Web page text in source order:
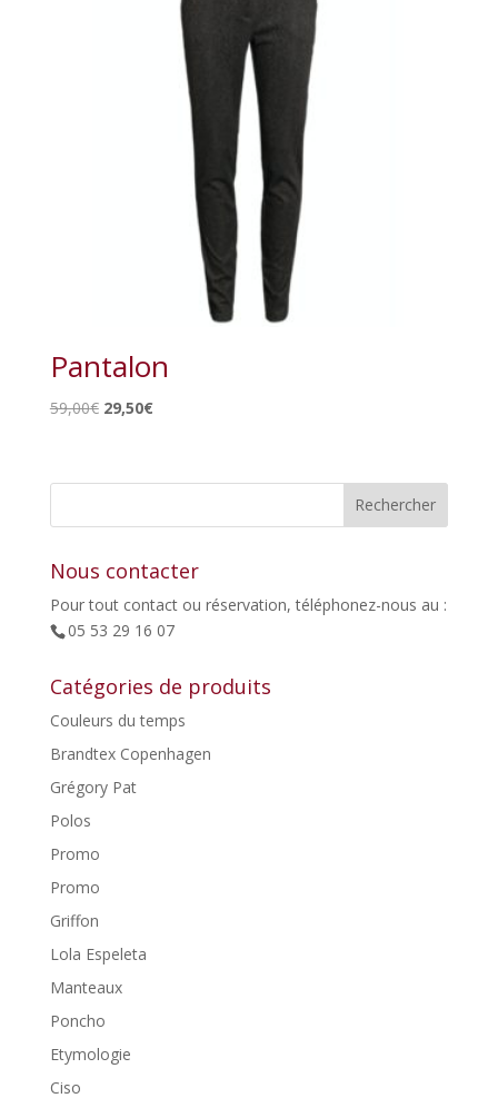
Pantalon
59,00€ Le
était :
29,50€Le
est :
Nous contacter
Pour tout contact ou réservation, téléphonez-nous au :
05 53 29 16 07
Catégories de produits
Couleurs du temps
Brandtex Copenhagen
Grégory Pat
Polos
Promo
Promo
Griffon
Lola Espeleta
Manteaux
Poncho
Etymologie
Ciso